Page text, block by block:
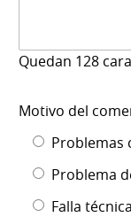
Quedan 128
Motivo del
Problemas
Problema
Falla técnica